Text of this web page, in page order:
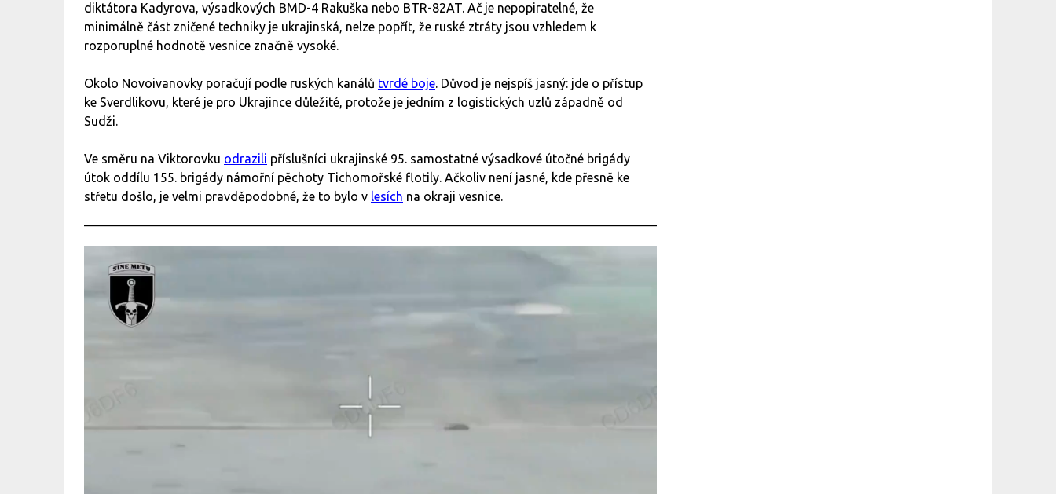
diktátora Kadyrova, výsadkových BMD-4 Rakuška nebo BTR-82AT. Ač je nepopiratelné, že
minimálně část zničené techniky je ukrajinská, nelze popřít, že ruské ztráty jsou vzhledem k
rozporuplné hodnotě vesnice značně vysoké.
Okolo Novoivanovky poračují podle ruských kanálů tvrdé boje. Důvod je nejspíš jasný: jde o přístup
ke Sverdlikovu, které je pro Ukrajince důležité, protože je jedním z logistických uzlů západně od
Sudži.
Ve směru na Viktorovku odrazili příslušníci ukrajinské 95. samostatné výsadkové útočné brigády
útok oddílu 155. brigády námořní pěchoty Tichomořské flotily. Ačkoliv není jasné, kde přesně ke
střetu došlo, je velmi pravděpodobné, že to bylo v lesích na okraji vesnice.